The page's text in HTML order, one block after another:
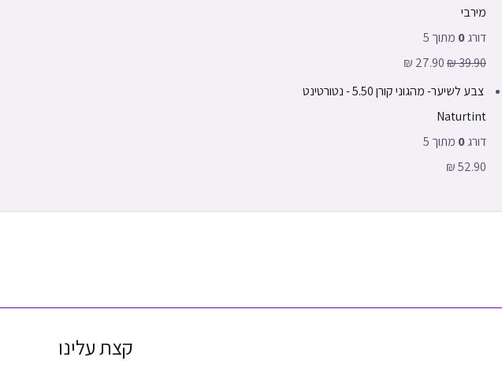
מירבי
דורג0 מתוך 5
₪39.90
₪ 27.90
צבע לשיער- מהגוני קורן 5.50 - נטורטינט
Naturtint
דורג0 מתוך 5
₪52.90
קצת עלינו